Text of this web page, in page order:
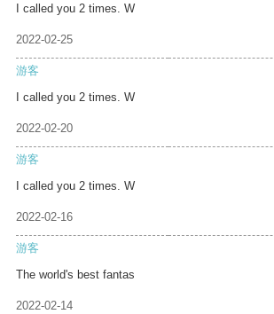
I called you 2 times. W
2022-02-25
游客
I called you 2 times. W
2022-02-20
游客
I called you 2 times. W
2022-02-16
游客
The world's best fantas
2022-02-14